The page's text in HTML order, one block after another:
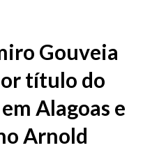
Gouveia
título do
Alagoas e
Arnold